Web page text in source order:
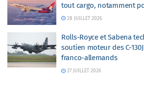
tout cargo, notamment
28 JUILLET 2026
Rolls-Royce et Sabena
soutien moteur des C-
franco-allemands
27 JUILLET 2026